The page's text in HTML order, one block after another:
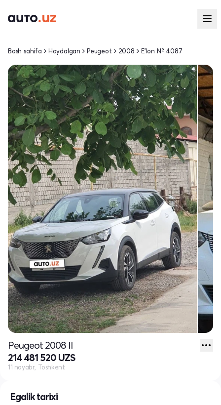
Egalik tarixi
Bosh sahifa Haydalgan Peugeot 2008 E'lon № 4087
Peugeot 2008 II
214 481 520 UZS
11 noyabr, Toshkent